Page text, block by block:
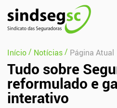
Pular Navegação (s)
Início/ Notícias/ Página Atual
Tudo sobre
reformulado e
interativo